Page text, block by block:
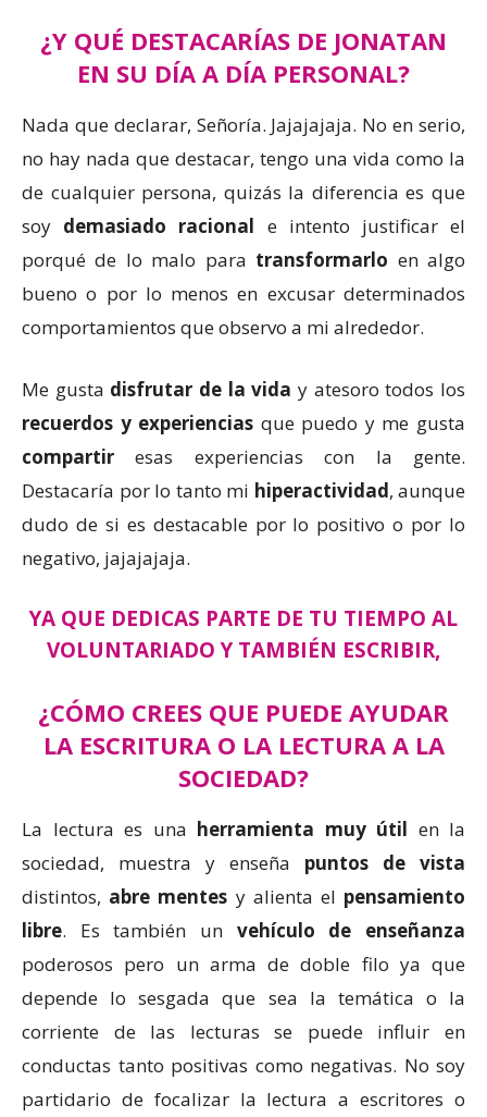
¿Y QUÉ DESTACARÍAS DE JONATAN
EN SU DÍA A DÍA PERSONAL?
Nada que declarar, Señoría. Jajajajaja. No en serio,
no hay nada que destacar, tengo una vida como la
de cualquier persona, quizás la diferencia es que
soy demasiado racional e intento justificar el
porqué de lo malo para transformarlo en algo
bueno o por lo menos en excusar determinados
comportamientos que observo a mi alrededor.
Me gusta disfrutar de la vida y atesoro todos los
recuerdos y experiencias que puedo y me gusta
compartir esas experiencias con la gente.
Destacaría por lo tanto mi hiperactividad, aunque
dudo de si es destacable por lo positivo o por lo
negativo, jajajajaja.
YA QUE DEDICAS PARTE DE TU TIEMPO AL
VOLUNTARIADO Y TAMBIÉN ESCRIBIR,
¿CÓMO CREES QUE PUEDE AYUDAR
LA ESCRITURA O LA LECTURA A LA
SOCIEDAD?
La lectura es una herramienta muy útil en la
sociedad, muestra y enseña puntos de vista
distintos, abre mentes y alienta el pensamiento
libre. Es también un vehículo de enseñanza
poderosos pero un arma de doble filo ya que
depende lo sesgada que sea la temática o la
corriente de las lecturas se puede influir en
conductas tanto positivas como negativas. No soy
partidario de focalizar la lectura a escritores o